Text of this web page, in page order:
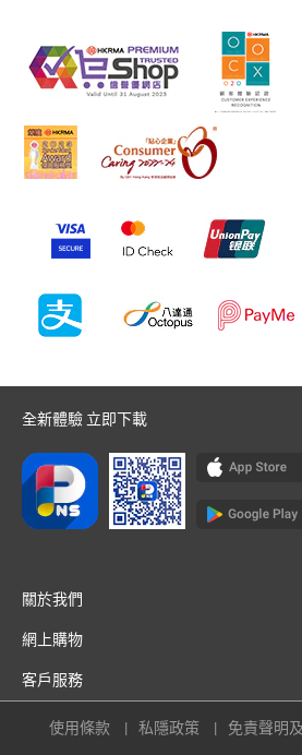
全新體驗 立即下載
關於我們
網上購物
客戶服務
使用條款 私隱政策 免責聲明